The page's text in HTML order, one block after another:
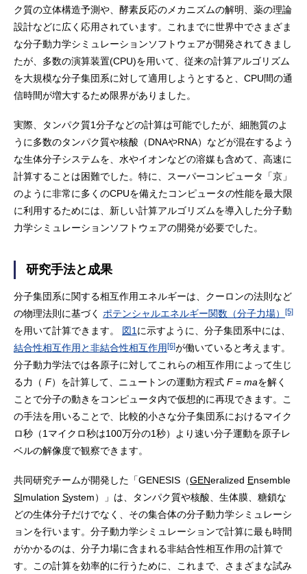
ク質の立体構造予測や、酵素反応のメカニズムの解明、薬の理論
設計などに広く応用されています。これまでに世界中でさまざま
な分子動力学シミュレーションソフトウェアが開発されてきまし
たが、多数の演算装置(CPU)を用いて、従来の計算アルゴリズム
を大規模な分子集団系に対して適用しようとすると、CPU間の通
信時間が増大するため限界がありました。
実際、タンパク質1分子などの計算は可能でしたが、細胞質のよ
うに多数のタンパク質や核酸（DNAやRNA）などが混在するよう
な生体分子システムを、水やイオンなどの溶媒も含めて、高速に
計算することは困難でした。特に、スーパーコンピュータ「京」
のように非常に多くのCPUを備えたコンピュータの性能を最大限
に利用するためには、新しい計算アルゴリズムを導入した分子動
力学シミュレーションソフトウェアの開発が必要でした。
研究手法と成果
分子集団系に関する相互作用エネルギーは、クーロンの法則など
の物理法則に基づく ポテンシャルエネルギー関数（分子力場） [5]
を用いて計算できます。 図1 に示すように、分子集団系中には、
結合性相互作用と非結合性相互作用[6]が働いていると考えます。
分子動力学法では各原子に対してこれらの相互作用によって生じ
る力（ F）を計算して、ニュートンの運動方程式 F= maを解く
ことで分子の動きをコンピュータ内で仮想的に再現できます。こ
の手法を用いることで、比較的小さな分子集団系におけるマイク
ロ秒（1マイクロ秒は100万分の1秒）より速い分子運動を原子レ
ベルの解像度で観察できます。
共同研究チームが開発した「GENESIS（GENeralized Ensemble
SImulation System）」は、タンパク質や核酸、生体膜、糖鎖な
どの生体分子だけでなく、その集合体の分子動力学シミュレーシ
ョンを行います。分子動力学シミュレーションで計算に最も時間
がかかるのは、分子力場に含まれる非結合性相互作用の計算で
す。この計算を効率的に行うために、これまで、さまざまな試み